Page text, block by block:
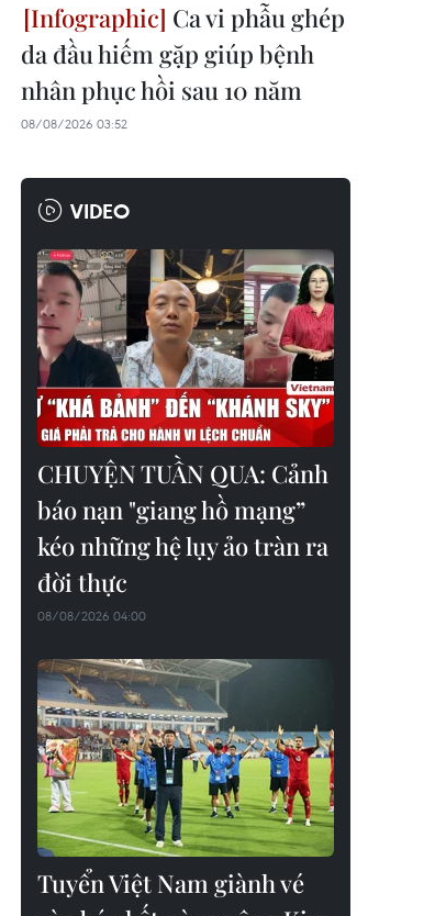
Ca vi phẫu ghép
da đầu hiếm gặp giúp bệnh
nhân phục hồi sau 10 năm
08/08/2026 03:52
VIDEO
CHUYỆN TUẦN QUA: Cảnh
báo nạn "giang hồ mạng”
kéo những hệ lụy ảo tràn ra
đời thực
08/08/2026 04:00
Tuyển Việt Nam giành vé